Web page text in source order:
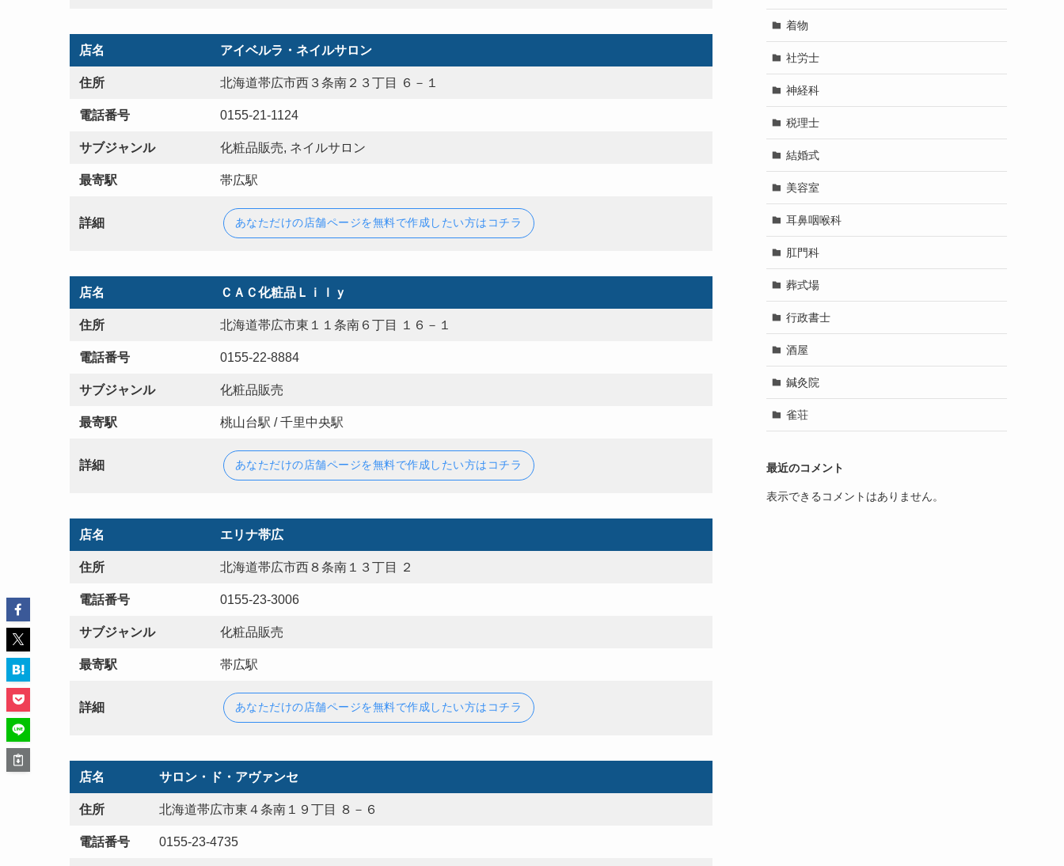
店名 アイベルラ・ネイルサロン
住所 北海道帯広市西３条南２３丁目 ６－１
電話番号 0155-21-1124
サブジャンル 化粧品販売, ネイルサロン
最寄駅 帯広駅
詳細 あなただけの店舗ページを無料で作成したい方はコチラ
店名 ＣＡＣ化粧品Ｌｉｌｙ
住所 北海道帯広市東１１条南６丁目 １６－１
電話番号 0155-22-8884
サブジャンル 化粧品販売
最寄駅 桃山台駅 / 千里中央駅
詳細 あなただけの店舗ページを無料で作成したい方はコチラ
店名 エリナ帯広
住所 北海道帯広市西８条南１３丁目 ２
電話番号 0155-23-3006
サブジャンル 化粧品販売
最寄駅 帯広駅
詳細 あなただけの店舗ページを無料で作成したい方はコチラ
店名 サロン・ド・アヴァンセ
住所 北海道帯広市東４条南１９丁目 ８－６
電話番号 0155-23-4735
着物
社労士
神経科
税理士
結婚式
美容室
耳鼻咽喉科
肛門科
葬式場
行政書士
酒屋
鍼灸院
雀荘
最近のコメント
表示できるコメントはありません。